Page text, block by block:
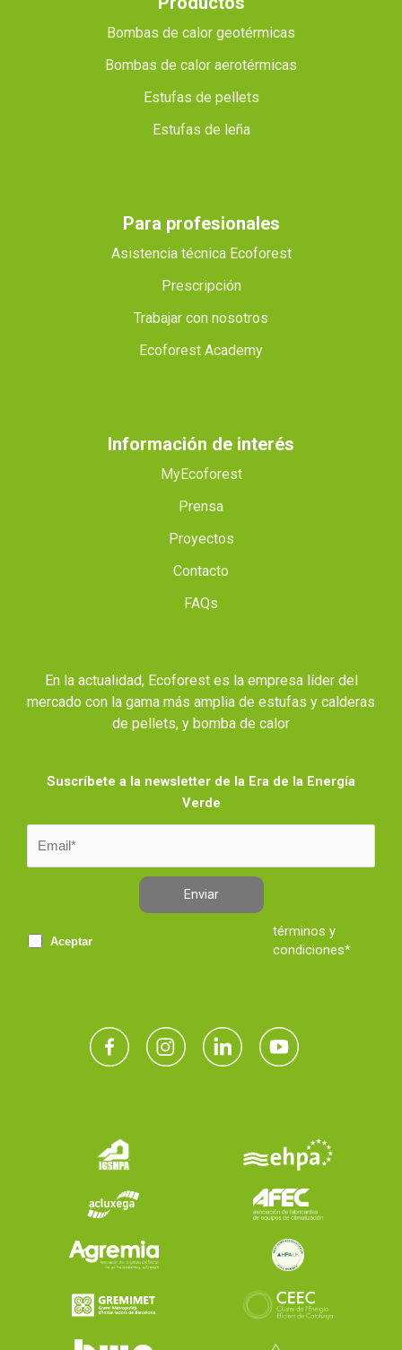
Bombas de calor geotérmicas
Bombas de calor aerotérmicas
Estufas de pellets
Estufas de leña
Para profesionales
Asistencia técnica Ecoforest
Prescripción
Trabajar con nosotros
Ecoforest Academy
Información de interés
MyEcoforest
Prensa
Proyectos
Contacto
FAQs
En la actualidad, Ecoforest es la empresa líder del
mercado con la gama más amplia de estufas y calderas
de pellets, y bomba de calor
Suscríbete a la newsletter de la Era de la Energía
Verde
Enviar
Aceptar
términos y
condiciones*